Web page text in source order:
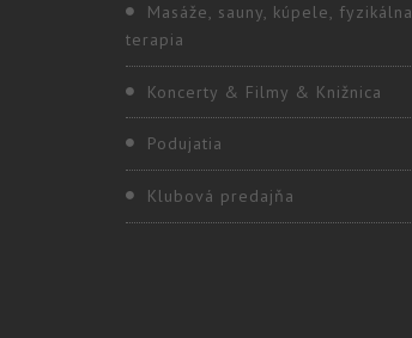
Masáže, sauny, kúpele, fyzikálna
terapia
Koncerty & Filmy & Knižnica
Podujatia
Klubová predajňa